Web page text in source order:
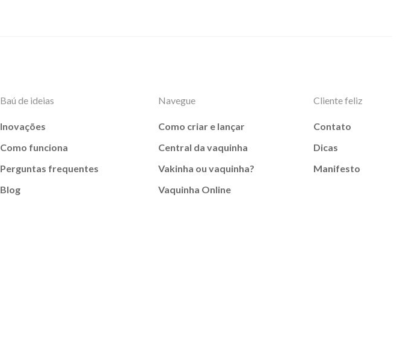
Baú de ideias
Inovações
Como funciona
Perguntas frequentes
Blog
Navegue
Como criar e lançar
Central da vaquinha
Vakinha ou vaquinha?
Vaquinha Online
Cliente feliz
Contato
Dicas
Manifesto